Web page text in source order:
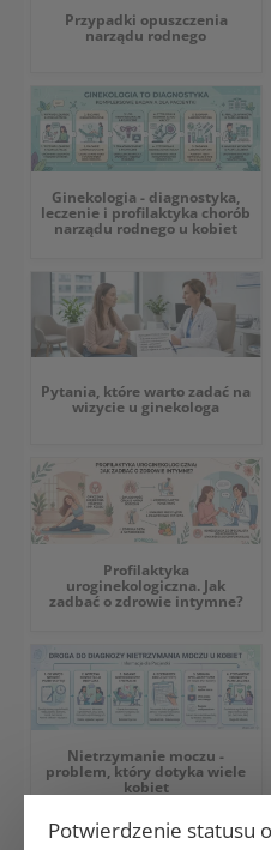
Potwierdzenie statusu
Przypadki opuszczenia
narządu rodnego
Ginekologia - diagnostyka,
leczenie i profilaktyka chorób
narządu rodnego u kobiet
Pytania, które warto zadać na
wizycie u ginekologa
Profilaktyka
uroginekologiczna. Jak
zadbać o zdrowie intymne?
Nietrzymanie moczu -
problem, który dotyka wiele
kobiet